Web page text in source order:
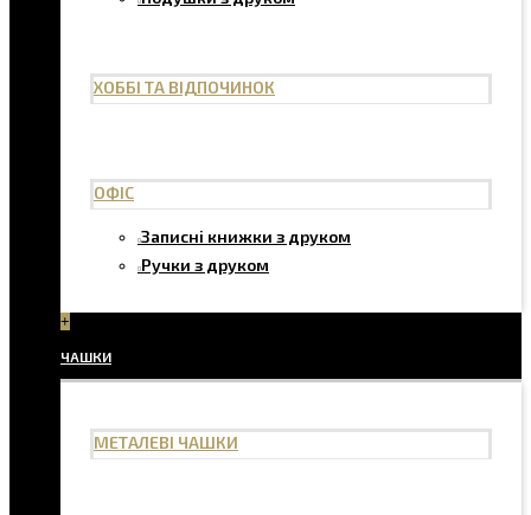
ХОББІ ТА ВІДПОЧИНОК
ОФІС
Записні книжки з друком
Ручки з друком
+
ЧАШКИ
МЕТАЛЕВІ ЧАШКИ